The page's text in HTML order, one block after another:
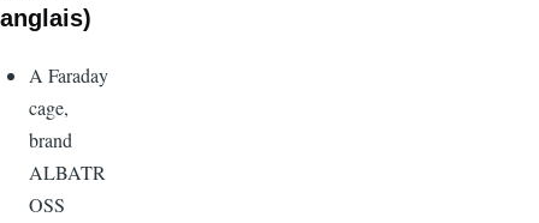
anglais)
A Faraday
cage,
brand
ALBATR
OSS